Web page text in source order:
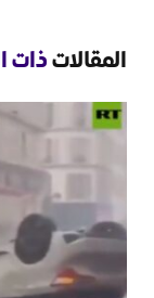
المقالاتذات